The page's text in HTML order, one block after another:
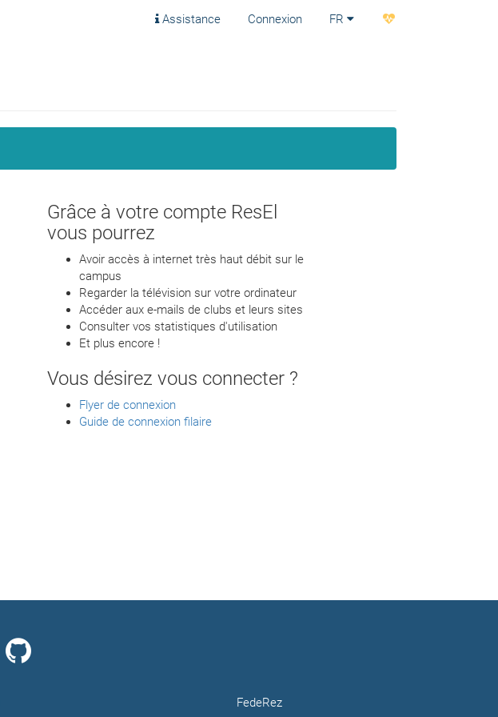
Assistance Connexion FR
Grâce à votre compte ResEl
vous pourrez
Avoir accès à internet très haut débit sur le
campus
Regarder la télévision sur votre ordinateur
Accéder aux e-mails de clubs et leurs sites
Consulter vos statistiques d'utilisation
Et plus encore !
Vous désirez vous connecter ?
Flyer de connexion
Guide de connexion filaire
FedeRez